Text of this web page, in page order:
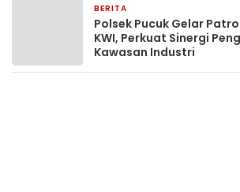
BERITA
Polsek Pucuk Gelar
KWI, Perkuat Sinergi
Kawasan Industri